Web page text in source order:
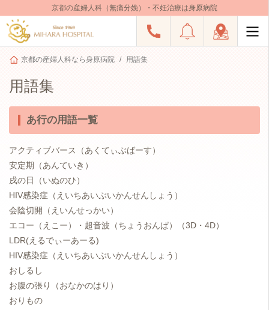
京都の産婦人科（無痛分娩）・不妊治療は身原病院
京都の産婦人科なら身原病院 用語集
用語集
あ行の用語一覧
アクティブバース（あくてぃぶばーす）
安定期（あんていき）
戌の日（いぬのひ）
HIV感染症（えいちあいぶいかんせんしょう）
会陰切開（えいんせっかい）
エコー（えこー）・超音波（ちょうおんぱ）（3D・4D）
LDR(えるでぃーあーる)
HIV感染症（えいちあいぶいかんせんしょう）
おしるし
お腹の張り（おなかのはり）
おりもの